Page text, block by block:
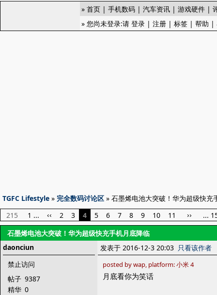
» 首页 | 手机数码 | 汽车资讯 | 游戏硬件 |
» 您尚未登录:请 登录 | 注册 | 标签 | 帮助 |
TGFC Lifestyle » 完全数码讨论区 » 石墨烯电池大突破！华为超级快充
215
1 ... ‹‹ 2 3 4 5 6 7 8 9 10 11 ››
...
石墨烯电池大突破！华为超级快充手机月底降临
daonciun
禁止访问
帖子 9387
精华 0
发表于 2016-12-3 20:03 只看该作者
posted by wap, platform: 小米 4
月底看你为笑话